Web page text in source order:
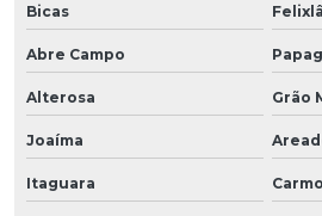
Bicas
Abre Campo
Alterosa Grão
Joaíma
Itaguara